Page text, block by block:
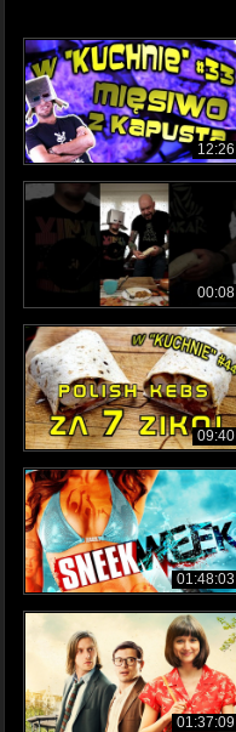
12:26
00:08
09:40
01:48:03
01:37:09